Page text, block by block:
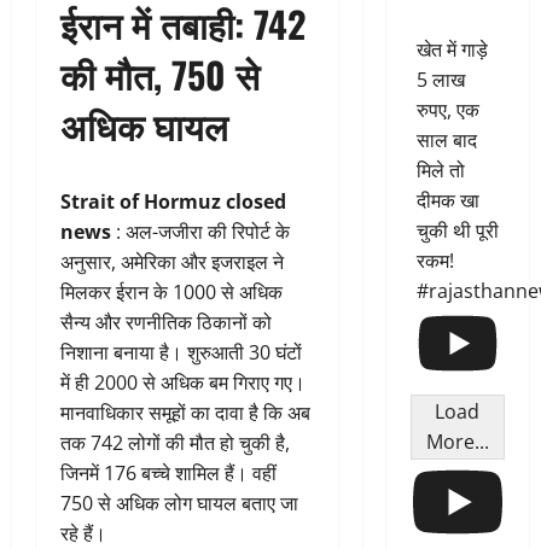
ईरान में तबाही: 742
की मौत, 750 से
अधिक घायल
Strait of Hormuz closed
news : अल-जजीरा की रिपोर्ट के
अनुसार, अमेरिका और इजराइल ने
मिलकर ईरान के 1000 से अधिक
सैन्य और रणनीतिक ठिकानों को
निशाना बनाया है। शुरुआती 30 घंटों
में ही 2000 से अधिक बम गिराए गए।
मानवाधिकार समूहों का दावा है कि अब
तक 742 लोगों की मौत हो चुकी है,
जिनमें 176 बच्चे शामिल हैं। वहीं
750 से अधिक लोग घायल बताए जा
रहे हैं।
खेत में गाड़े
5 लाख
रुपए, एक
साल बाद
मिले तो
दीमक खा
चुकी थी पूरी
रकम!
Load
More...